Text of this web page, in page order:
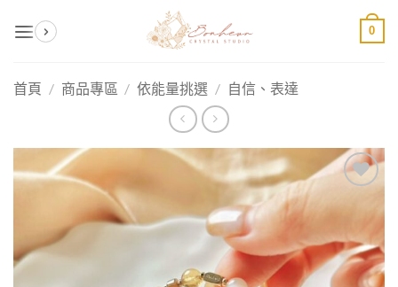
0
首頁 / 商品專區 / 依能量挑選 / 自信、表達